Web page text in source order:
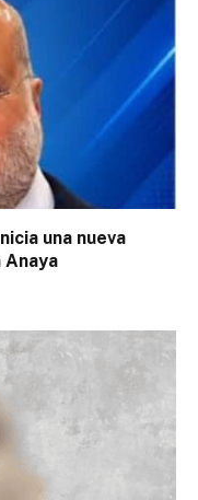
una nueva
Anaya